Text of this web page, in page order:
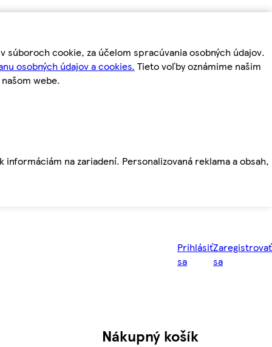
cookie, za účelom spracúvania osobných údajov.
osobných údajov a cookies. Tieto voľby oznámime našim
webe.
na zariadení. Personalizovaná reklama a obsah,
Prihlásiť
sa
Zaregistrovať
sa
Nákupný košík